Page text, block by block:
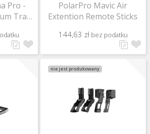
Pro -
Tray
PolarPro Mavic Air
Extention Remote Sticks
144,63 zł bez podatku
nie jest produkowany